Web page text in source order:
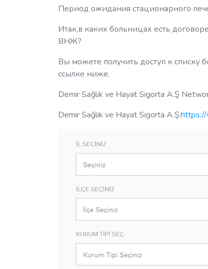
Период ожидания стационарного
Итак,в каких больницах есть
ВНЖ?
Вы можете получить доступ к списку
ссылке ниже.
Demir Sağlık ve Hayat Sigorta A.Ş
Demir Sağlık ve Hayat Sigorta A.Ş:https://